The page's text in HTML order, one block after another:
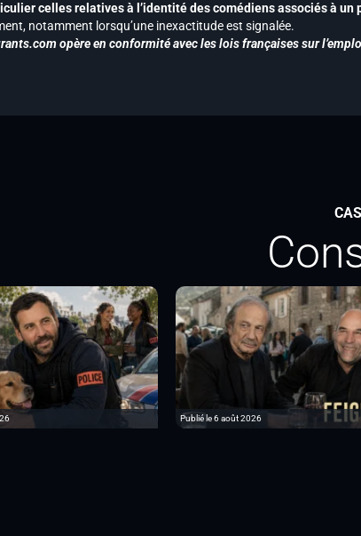
celles relatives à l’identité des comédiens associés à un
notamment lorsqu’une inexactitude est signalée.
opère en conformité avec les lois françaises sur
Publié le 6 août 2026